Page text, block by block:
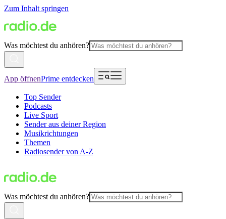
Zum Inhalt springen
Was möchtest du anhören?
App öffnenPrime entdecken
Top Sender
Podcasts
Live Sport
Sender aus deiner Region
Musikrichtungen
Themen
Radiosender von A-Z
Was möchtest du anhören?